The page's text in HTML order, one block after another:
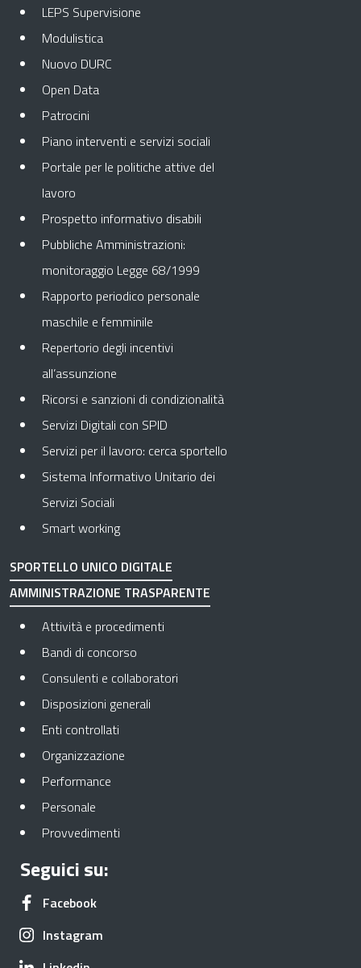
LEPS Supervisione
Modulistica
Nuovo DURC
Open Data
Patrocini
Piano interventi e servizi sociali
Portale per le politiche attive del
lavoro
Prospetto informativo disabili
Pubbliche Amministrazioni:
monitoraggio Legge 68/1999
Rapporto periodico personale
maschile e femminile
Repertorio degli incentivi
all’assunzione
Ricorsi e sanzioni di condizionalità
Servizi Digitali con SPID
Servizi per il lavoro: cerca sportello
Sistema Informativo Unitario dei
Servizi Sociali
Smart working
SPORTELLO UNICO DIGITALE
AMMINISTRAZIONE TRASPARENTE
Attività e procedimenti
Bandi di concorso
Consulenti e collaboratori
Disposizioni generali
Enti controllati
Organizzazione
Performance
Personale
Provvedimenti
Seguici su:
FacebookApre in una nuova scheda
Instagram